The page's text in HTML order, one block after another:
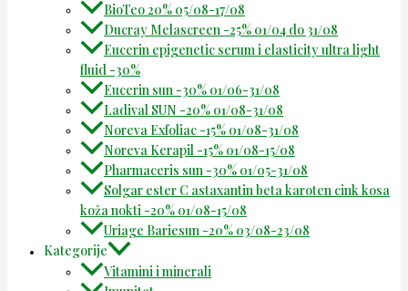
BioTeo 20% 05/08-17/08
Ducray Melascreen -25% 01/04 do 31/08
Eucerin epigenetic serum i elasticity ultra light
fluid -30%
Eucerin sun -30% 01/06-31/08
Ladival SUN -20% 01/08-31/08
Noreva Exfoliac -15% 01/08-31/08
Noreva Kerapil -15% 01/08-15/08
Pharmaceris sun -30% 01/05-31/08
Solgar ester C astaxantin beta karoten cink kosa
koža nokti -20% 01/08-15/08
Uriage Bariesun -20% 03/08-23/08
Kategorije
Vitamini i minerali